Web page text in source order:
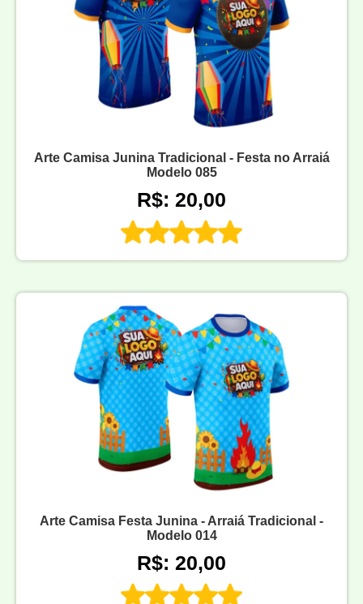
Arte Camisa Junina Tradicional - Festa no Arraiá
Modelo 085
R$: 20,00
Arte Camisa Festa Junina - Arraiá Tradicional -
Modelo 014
R$: 20,00